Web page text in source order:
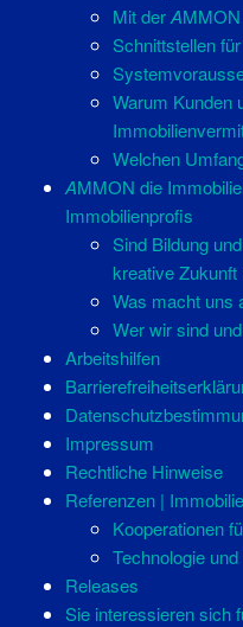
Mit derA
Schnittstellen
Warum Kunden
Welchen
AMMON die
Immobilienprofis
Sind Bildung
kreative
Was macht uns
Wer wir sind
Arbeitshilfen
Impressum
Rechtliche Hinweise
Referenzen |
Kooperationen
Technologie
Releases
Sie interessieren sich